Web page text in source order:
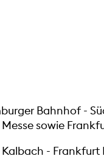
Bahnhof -
sowie
-